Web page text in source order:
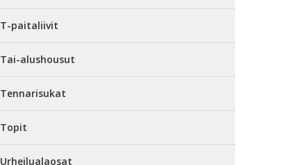
T-paitaliivit
Tai-alushousut
Tennarisukat
Topit
Urheilualaosat